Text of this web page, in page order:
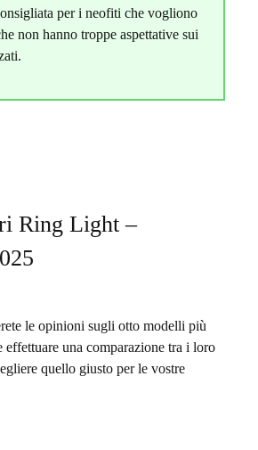
per i neofiti che vogliono
non hanno troppe aspettative sui
Ring Light –
le opinioni sugli otto modelli più
effettuare una comparazione tra i loro
quello giusto per le vostre